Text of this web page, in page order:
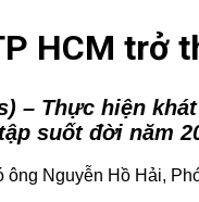
HCM trở
– Thực hiện
suốt đời năm
Nguyễn Hồ Hải,